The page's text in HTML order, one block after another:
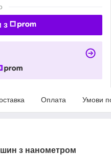
з
Оплата Умови
шин з нанометром